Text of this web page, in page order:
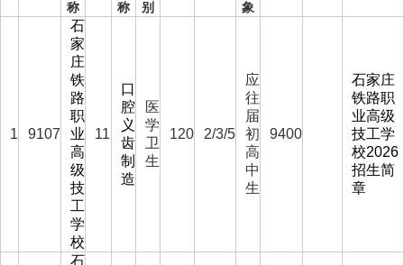
称
称
别
象
1 9107
石
家
庄
铁
路
职
业
高
级
技
工
学
校
11
口
腔
义
齿
制
造
医
学
卫
生
120 2/3/5
应
往
届
初
高
中
生
9400
石家庄
铁路职
业高级
技工学
校2026
招生简
章
石